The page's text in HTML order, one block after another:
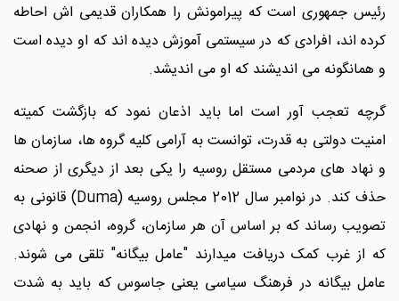
رئیس جمهوری است که پیرامونش را همکاران قدیمی اش احاطه
کرده اند، افرادی که در سیستمی آموزش دیده اند که او دیده است
و همانگونه می اندیشند که او می اندیشد.
گرچه تعجب آور است اما باید اذعان نمود که بازگشت کمیته
امنیت دولتی به قدرت، توانست به آرامی کلیه گروه ها، سازمان ها
و نهاد های مردمی مستقل روسیه را یکی بعد از دیگری از صحنه
حذف کند. در نوامبر سال 2012 مجلس روسیه (Duma) قانونی به
تصویب رساند که بر اساس آن هر سازمان، گروه، انجمن و نهادی
که از غرب کمک دریافت میدارند "عامل بیگانه" تلقی می شوند.
عامل بیگانه در فرهنگ سیاسی یعنی جاسوس که باید به شدت